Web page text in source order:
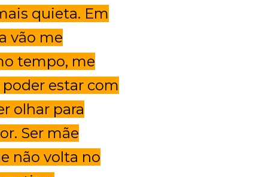
quieta. Em
vão me
tempo, me
estar com
olhar para
Ser mãe
não volta no